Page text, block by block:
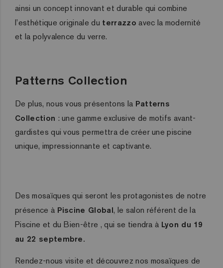
ainsi un concept innovant et durable qui combine
l’esthétique originale du terrazzo avec la modernité
et la polyvalence du verre.
Patterns Collection
De plus, nous vous présentons la Patterns
Collection : une gamme exclusive de motifs avant-
gardistes qui vous permettra de créer une piscine
unique, impressionnante et captivante.
Des mosaïques qui seront les protagonistes de notre
présence à Piscine Global, le salon référent de la
Piscine et du Bien-être , qui se tiendra à Lyon du 19
au 22 septembre.
Rendez-nous visite et découvrez nos mosaïques de